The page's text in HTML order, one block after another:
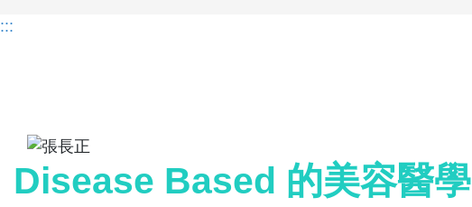
:::
Disease Based 的美容醫學